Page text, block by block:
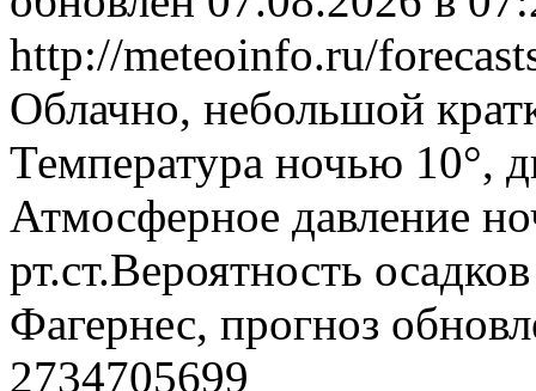
http://meteoinfo.ru/
Облачно, небольшой
Температура ночью 10°,
Атмосферное давление
рт.ст.Вероятность
Фагернес, прогноз
2734705699